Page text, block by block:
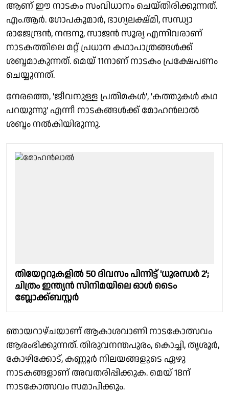
ആണ് ഈ നാടകം സംവിധാനം ചെയ്തിരിക്കുന്നത്.
എം.ആർ. ഗോപകുമാർ, ഭാഗ്യലക്ഷ്മി, സന്ധ്യാ
രാജേന്ദ്രൻ, നന്ദനു, സാജൻ സൂര്യ എന്നിവരാണ്
നാടകത്തിലെ മറ്റ് പ്രധാന കഥാപാത്രങ്ങൾക്ക്
ശബ്ദമാകുന്നത്. മെയ് 11നാണ് നാടകം പ്രക്ഷേപണം
ചെയ്യുന്നത്.
നേരത്തെ, 'ജീവനുള്ള പ്രതിമകൾ', 'കത്തുകൾ കഥ
പറയുന്നു' എന്നീ നാടകങ്ങൾക്ക് മോഹൻലാൽ
ശബ്ദം നൽകിയിരുന്നു.
തിയേറ്ററുകളിൽ 50 ദിവസം പിന്നിട്ട് 'ധുരന്ധർ 2';
ചിത്രം ഇന്ത്യൻ സിനിമയിലെ ഓൾ ടൈം
ബ്ലോക്ക്ബസ്റ്റർ
ഞായറാഴ്ചയാണ് ആകാശവാണി നാടകോത്സവം
ആരംഭിക്കുന്നത്. തിരുവനന്തപുരം, കൊച്ചി, തൃശൂർ,
കോഴിക്കോട്, കണ്ണൂർ നിലയങ്ങളുടെ ഏഴു
നാടകങ്ങളാണ് അവതരിപ്പിക്കുക. മെയ് 18ന്
നാടകോത്സവം സമാപിക്കും.